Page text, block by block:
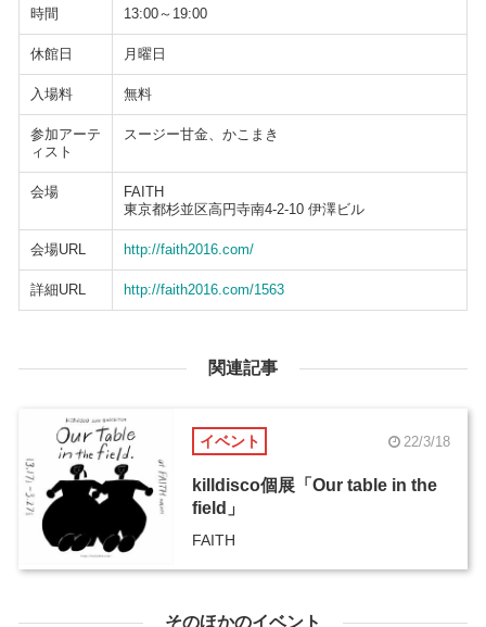
時間 13:00～19:00
休館日 月曜日
入場料 無料
参加アーテ
ィスト
スージー甘金、かこまき
会場
FAITH
東京都杉並区高円寺南4-2-10 伊澤ビル
会場URL http://faith2016.com/
詳細URL http://faith2016.com/1563
関連記事
イベント 22/3/18
killdisco個展「Our table in the
field」
FAITH
そのほかのイベント